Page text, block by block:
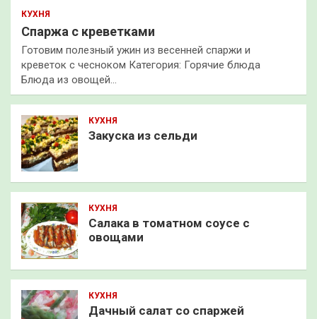
КУХНЯ
Спаржа с креветками
Готовим полезный ужин из весенней спаржи и
креветок с чесноком Категория: Горячие блюда
Блюда из овощей…
КУХНЯ
Закуска из сельди
КУХНЯ
Салака в томатном соусе с
овощами
КУХНЯ
Дачный салат со спаржей